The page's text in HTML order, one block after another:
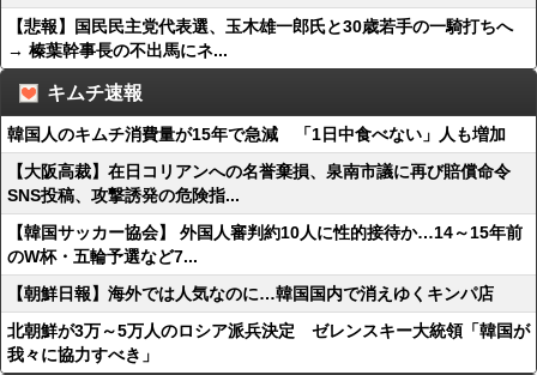
【悲報】国民民主党代表選、玉木雄一郎氏と30歳若手の一騎打ちへ
→ 榛葉幹事長の不出馬にネ...
キムチ速報
韓国人のキムチ消費量が15年で急減 「1日中食べない」人も増加
【大阪高裁】在日コリアンへの名誉棄損、泉南市議に再び賠償命令
SNS投稿、攻撃誘発の危険指...
【韓国サッカー協会】 外国人審判約10人に性的接待か…14～15年前
のW杯・五輪予選など7...
【朝鮮日報】海外では人気なのに…韓国国内で消えゆくキンパ店
北朝鮮が3万～5万人のロシア派兵決定 ゼレンスキー大統領「韓国が
我々に協力すべき」